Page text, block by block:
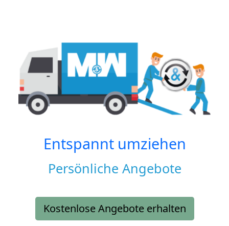
Entspannt umziehen
Persönliche Angebote
Kostenlose Angebote erhalten